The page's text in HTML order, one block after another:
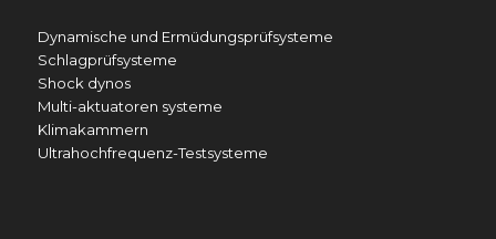
Dynamische und Ermüdungsprüfsysteme
Schlagprüfsysteme
Shock dynos
Multi-aktuatoren systeme
Klimakammern
Ultrahochfrequenz-Testsysteme